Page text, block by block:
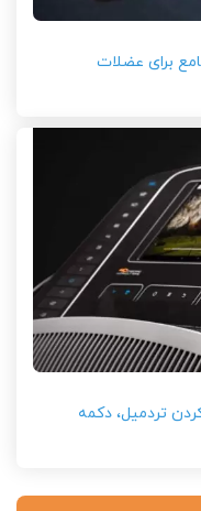
برای عضلات
تردمیل، دکمه